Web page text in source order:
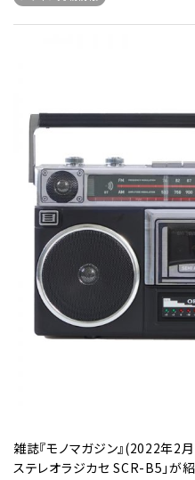
雑誌『モノマガジン』(2022年
ステレオラジカセ SCR-B5」が